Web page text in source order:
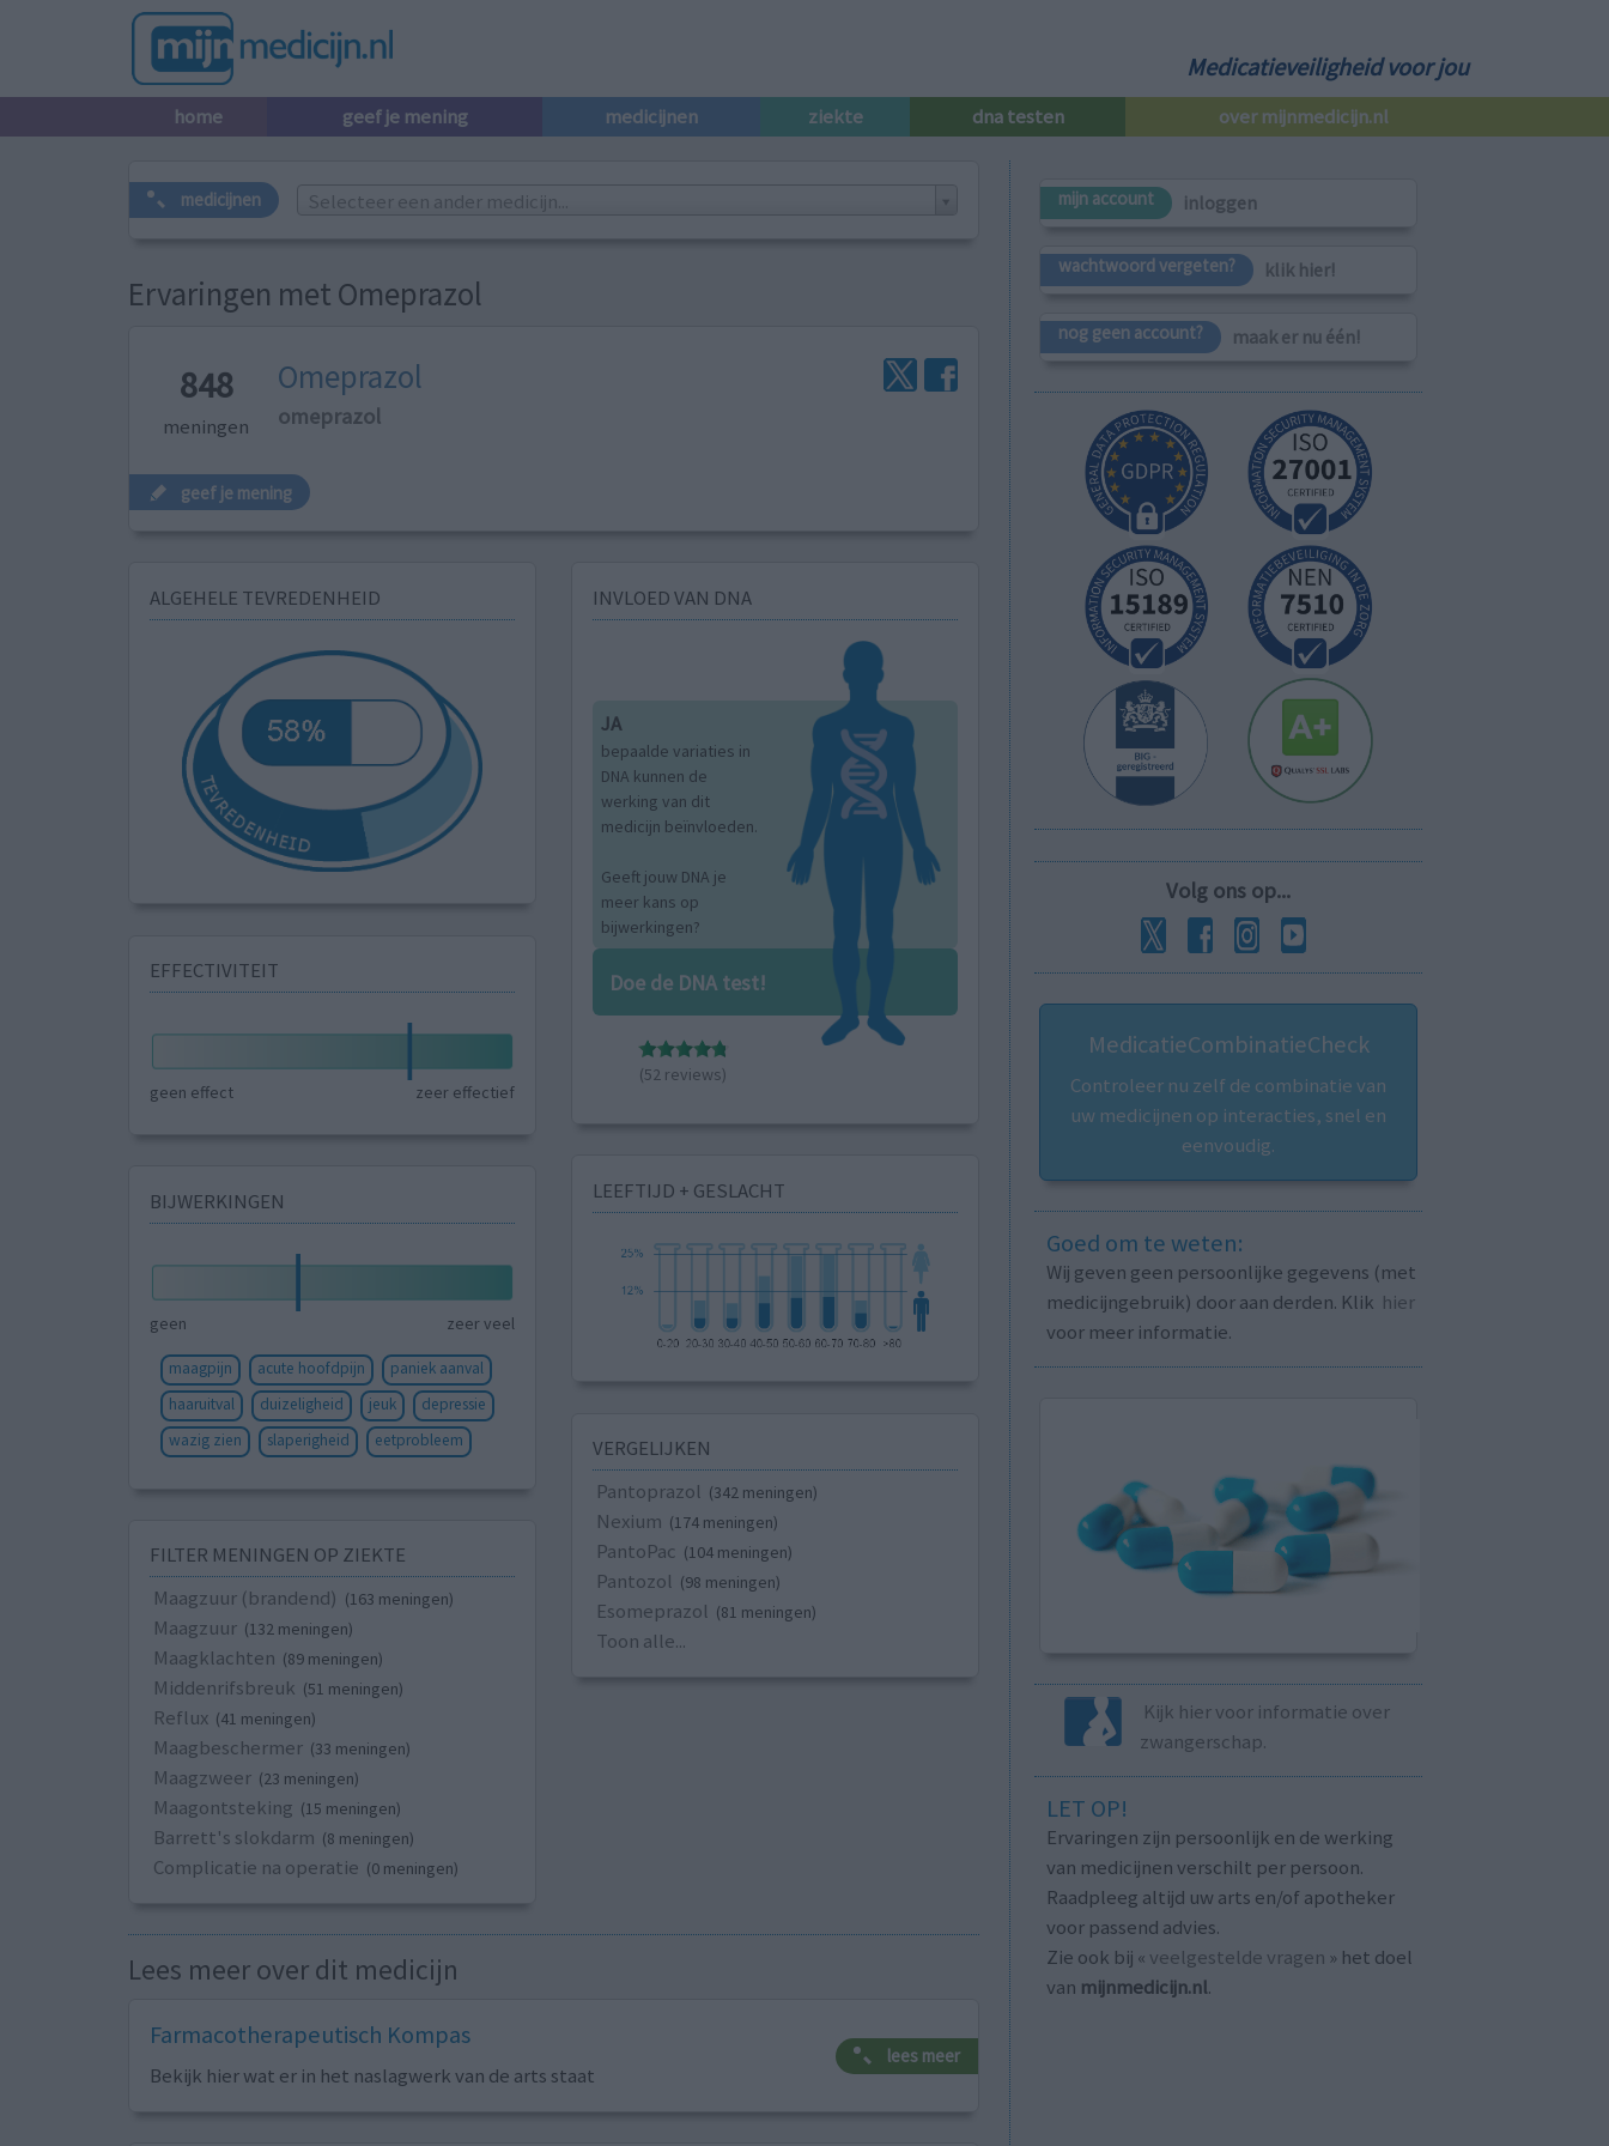
Medicatieveiligheid voor jou
home geef je mening medicijnen ziekte dna testen over mijnmedicijn.nl
medicijnen Selecteer een ander medicijn...
Ervaringen met Omeprazol
848
meningen
Omeprazol
omeprazol
geef je mening
ALGEHELE TEVREDENHEID
EFFECTIVITEIT
geen effect zeer effectief
BIJWERKINGEN
geen zeer veel
maagpijn acute hoofdpijn
paniek aanval
haaruitval
duizeligheid jeuk
depressie
wazig zien
slaperigheid eetprobleem
FILTER MENINGEN OP ZIEKTE
Maagzuur (brandend) (163 meningen)
Maagzuur (132 meningen)
Maagklachten (89 meningen)
Middenrifsbreuk (51 meningen)
Reflux (41 meningen)
Maagbeschermer (33 meningen)
Maagzweer (23 meningen)
Maagontsteking (15 meningen)
Barrett's slokdarm (8 meningen)
Complicatie na operatie (0 meningen)
INVLOED VAN DNA
JA
bepaalde variaties in
DNA kunnen de
werking van dit
medicijn beïnvloeden.
Geeft jouw DNA je
meer kans op
bijwerkingen?
Doe de DNA test!
(52 reviews)
LEEFTIJD + GESLACHT
VERGELIJKEN
Pantoprazol (342 meningen)
Nexium (174 meningen)
PantoPac (104 meningen)
Pantozol (98 meningen)
Esomeprazol (81 meningen)
Toon alle...
Lees meer over dit medicijn
Farmacotherapeutisch Kompas
Bekijk hier wat er in het naslagwerk van de arts staat
lees meer
mijn account inloggen
wachtwoord vergeten? klik hier!
nog geen account? maak er nu één!
Volg ons op...
MedicatieCombinatieCheck
Controleer nu zelf de combinatie van
uw medicijnen op interacties, snel en
eenvoudig.
Goed om te weten:
Wij geven geen persoonlijke gegevens (met
medicijngebruik) door aan derden. Klik hier
voor meer informatie.
Kijk hier voor informatie over
zwangerschap.
LET OP!
Ervaringen zijn persoonlijk en de werking
van medicijnen verschilt per persoon.
Raadpleeg altijd uw arts en/of apotheker
voor passend advies.
Zie ook bij « veelgestelde vragen » het doel
van mijnmedicijn.nl.